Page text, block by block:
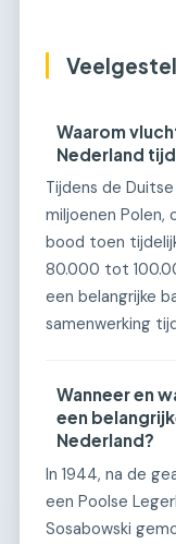
Waarom
Nederland
Tijdens de
miljoenen Polen,
bood toen
80.000 tot
een belangrijke
samenwerking
Wanneer en
een
Nederland?
In 1944, na de
een Poolse
Sosabowski